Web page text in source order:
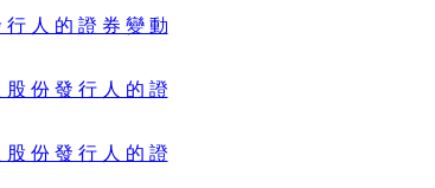
行 人 的 證 券 變 動
股 份 發 行 人 的 證
股 份 發 行 人 的 證